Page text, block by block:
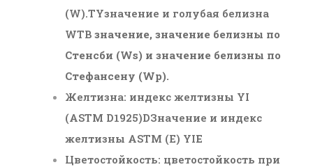
(W).TYзначение и голубая белизна
WTB значение, значение белизны по
Стенсби (Ws) и значение белизны по
Стефансену (Wp).
Желтизна: индекс желтизны YI
(ASTM D1925)DЗначение и индекс
желтизны ASTM (E) YIE
Цветостойкость: цветостойкость при